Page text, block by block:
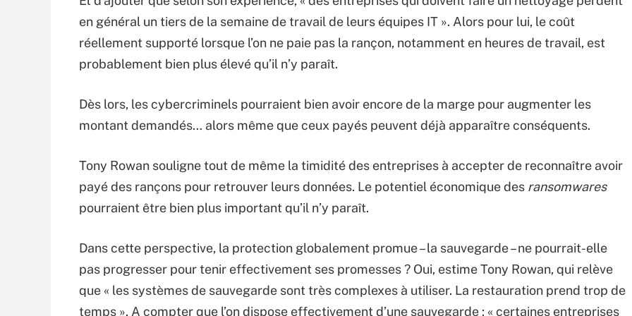
en général un tiers de la semaine de travail de leurs équipes IT ». Alors pour lui, le coût
réellement supporté lorsque l’on ne paie pas la rançon, notamment en heures de travail, est
probablement bien plus élevé qu’il n’y paraît.
Dès lors, les cybercriminels pourraient bien avoir encore de la marge pour augmenter les
montant demandés… alors même que ceux payés peuvent déjà apparaître conséquents.
Tony Rowan souligne tout de même la timidité des entreprises à accepter de reconnaître avoir
payé des rançons pour retrouver leurs données. Le potentiel économique des ransomwares
pourraient être bien plus important qu’il n’y paraît.
Dans cette perspective, la protection globalement promue – la sauvegarde – ne pourrait-elle
pas progresser pour tenir effectivement ses promesses ? Oui, estime Tony Rowan, qui relève
que « les systèmes de sauvegarde sont très complexes à utiliser. La restauration prend trop de
temps ». A compter que l’on dispose effectivement d’une sauvegarde : « certaines entreprises